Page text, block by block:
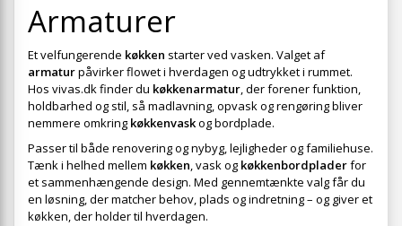
Armaturer
Et velfungerende køkken starter ved vasken. Valget af
armaturpåvirker flowet i hverdagen og udtrykket i rummet.
Hos vivas.dk finder du køkkenarmatur, der forener funktion,
holdbarhed og stil, så madlavning, opvask og rengøring bliver
nemmere omkring køkkenvaskog bordplade.
Passer til både renovering og nybyg, lejligheder og familiehuse.
Tænk i helhed mellem køkken, vask og køkkenbordpladerfor
et sammenhængende design. Med gennemtænkte valg får du
en løsning, der matcher behov, plads og indretning – og giver et
køkken, der holder til hverdagen.